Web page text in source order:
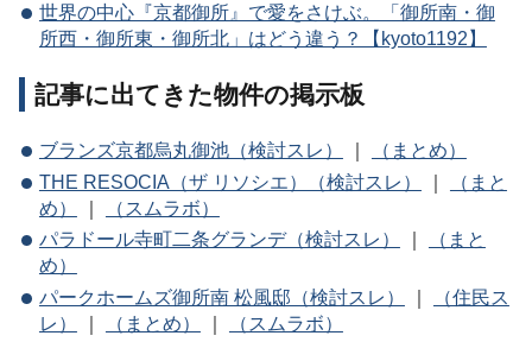
世界の中心『京都御所』で愛をさけぶ。「御所南・御
所西・御所東・御所北」はどう違う？【kyoto1192】
記事に出てきた物件の掲示板
ブランズ京都烏丸御池（検討スレ） ｜
（まとめ）
THE RESOCIA（ザ リソシエ）（検討スレ）
｜
（まと
め）
｜
（スムラボ）
パラドール寺町二条グランデ（検討スレ）
（まと
め）
パークホームズ御所南 松風邸（検討スレ）
｜
（住民ス
レ）
｜ （まとめ） ｜
（スムラボ）